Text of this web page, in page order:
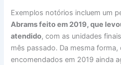
Exemplos notórios incluem um
Abrams feito em 2019, que
atendido, com as unidades
mês passado. Da mesma forma,
encomendados em 2019 ainda